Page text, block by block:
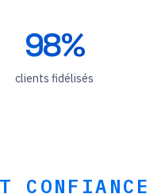
98%
clients fidélisés
CONFIANCE